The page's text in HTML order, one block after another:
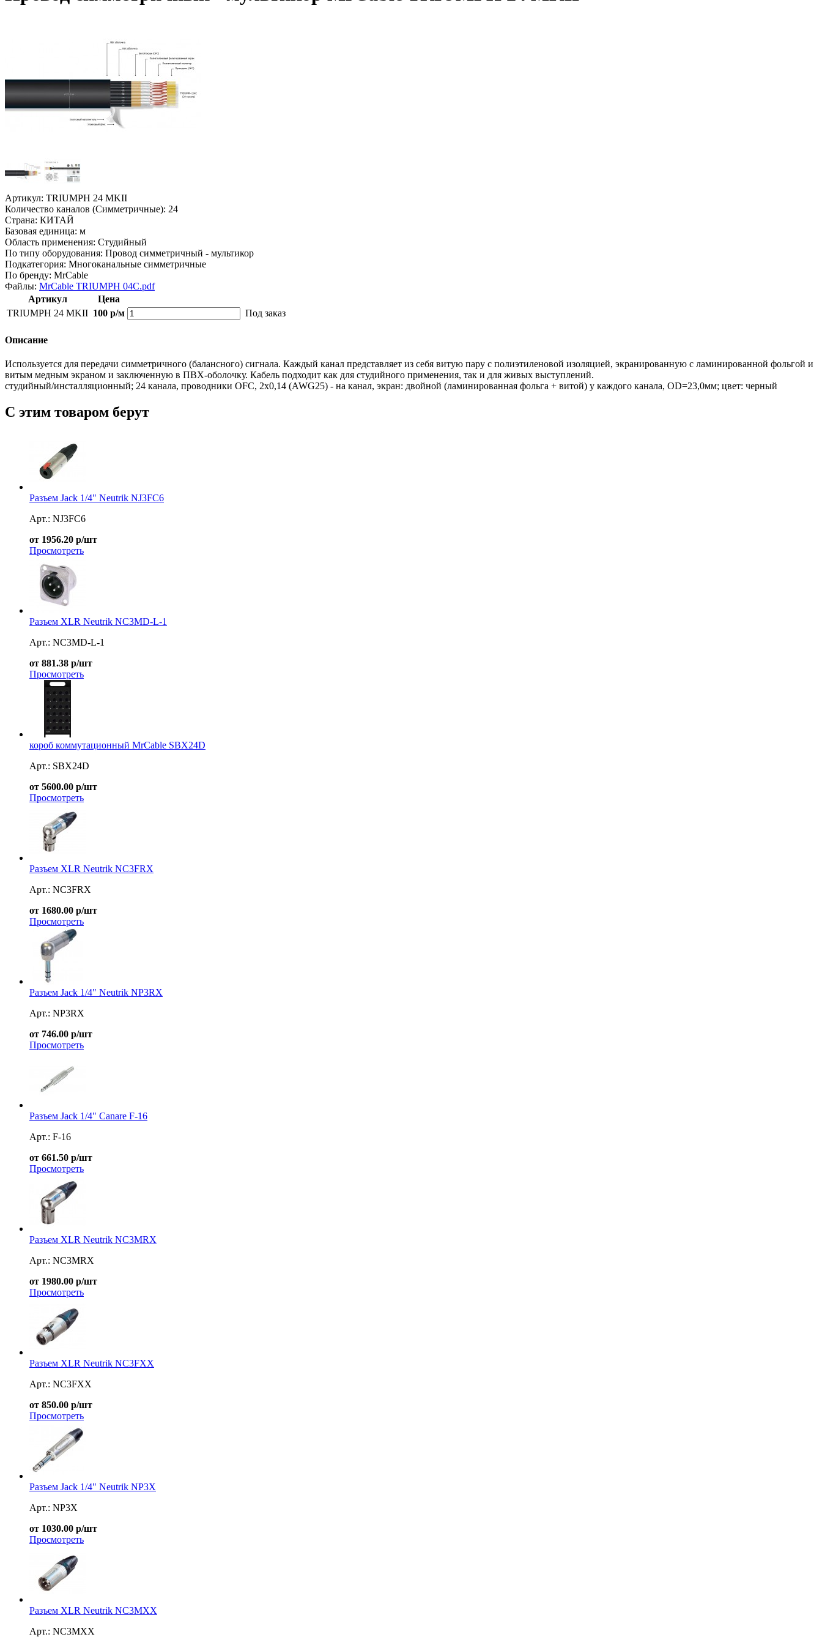
Артикул: TRIUMPH 24 MKII
Количество каналов (Симметричные): 24
Страна: КИТАЙ
Базовая единица: м
Область применения: Студийный
По типу оборудования: Провод симметричный - мультикор
Подкатегория: Многоканальные симметричные
По бренду: MrCable
Файлы: MrCable TRIUMPH 04C.pdf
Артикул
Цена
TRIUMPH 24 MKII 100 р/м Под заказ
Описание
Используется для передачи симметричного (балансного) сигнала. Каждый канал представляет из себя витую пару с полиэтиленовой изоляцией, экранированную с ламинированной фольгой и
витым медным экраном и заключенную в ПВХ-оболочку. Кабель подходит как для студийного применения, так и для живых выступлений.
студийный/инсталляционный; 24 канала, проводники OFC, 2х0,14 (AWG25) - на канал, экран: двойной (ламинированная фольга + витой) у каждого канала, OD=23,0мм; цвет: черный
С этим товаром берут
Разъем Jack 1/4" Neutrik NJ3FC6
Арт.: NJ3FC6
от 1956.20 р/шт
Просмотреть
Разъем XLR Neutrik NC3MD-L-1
Арт.: NC3MD-L-1
от 881.38 р/шт
Просмотреть
короб коммутационный MrCable SBX24D
Арт.: SBX24D
от 5600.00 р/шт
Просмотреть
Разъем XLR Neutrik NC3FRX
Арт.: NC3FRX
от 1680.00 р/шт
Просмотреть
Разъем Jack 1/4" Neutrik NP3RX
Арт.: NP3RX
от 746.00 р/шт
Просмотреть
Разъем Jack 1/4" Canare F-16
Арт.: F-16
от 661.50 р/шт
Просмотреть
Разъем XLR Neutrik NC3MRX
Арт.: NC3MRX
от 1980.00 р/шт
Просмотреть
Разъем XLR Neutrik NC3FXX
Арт.: NC3FXX
от 850.00 р/шт
Просмотреть
Разъем Jack 1/4" Neutrik NP3X
Арт.: NP3X
от 1030.00 р/шт
Просмотреть
Разъем XLR Neutrik NC3MXX
Арт.: NC3MXX